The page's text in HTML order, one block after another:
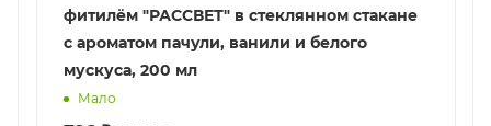
фитилём "РАССВЕТ" в стеклянном стакане
с ароматом пачули, ванили и белого
мускуса, 200 мл
Мало